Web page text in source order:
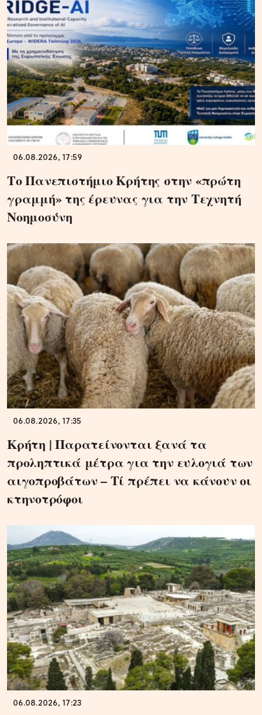
06.08.2026, 17:59
Το Πανεπιστήμιο Κρήτης στην «πρώτη
γραμμή» της έρευνας για την Τεχνητή
Νοημοσύνη
06.08.2026, 17:35
Κρήτη | Παρατείνονται ξανά τα
προληπτικά μέτρα για την ευλογιά των
αιγοπροβάτων – Τί πρέπει να κάνουν οι
κτηνοτρόφοι
06.08.2026, 17:23